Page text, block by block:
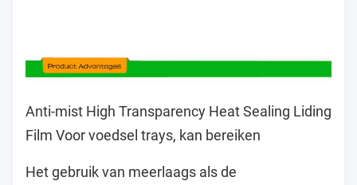
Anti-mist High Transparency Heat Sealing Liding
Film Voor voedsel trays, kan bereiken
Het gebruik van meerlaags als de